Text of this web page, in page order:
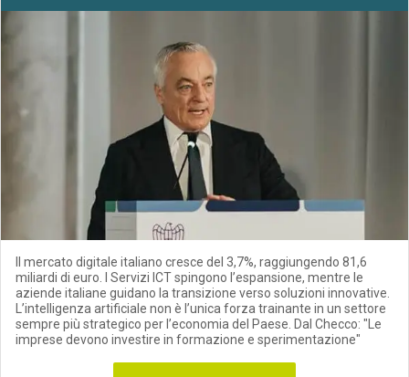
Il mercato digitale italiano cresce del 3,7%, raggiungendo 81,6
miliardi di euro. I Servizi ICT spingono l’espansione, mentre le
aziende italiane guidano la transizione verso soluzioni innovative.
L’intelligenza artificiale non è l’unica forza trainante in un settore
sempre più strategico per l’economia del Paese. Dal Checco: "Le
imprese devono investire in formazione e sperimentazione"